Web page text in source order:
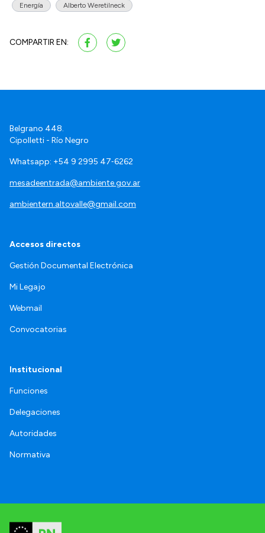
Energía Alberto Weretilneck
COMPARTIR EN:
Belgrano 448.
Cipolletti - Río Negro
Whatsapp: +54 9 2995 47‑6262
mesadeentrada@ambiente.gov.ar
ambientern.altovalle@gmail.com
Accesos directos
Gestión Documental Electrónica
Mi Legajo
Webmail
Convocatorias
Institucional
Funciones
Delegaciones
Autoridades
Normativa